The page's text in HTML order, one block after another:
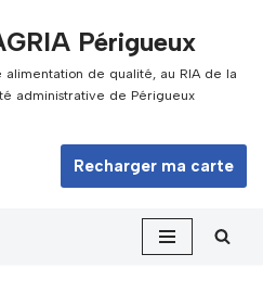
Périgueux
alimentation de qualité, au RIA de la
administrative de Périgueux
Recharger ma carte